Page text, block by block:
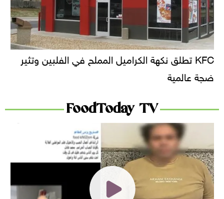
KFC تطلق نكهة الكراميل المملح في الفلبين وتثير
ضجة عالمية
FoodToday TV